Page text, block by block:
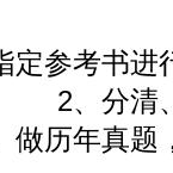
参考书进
2、分清
历年真题